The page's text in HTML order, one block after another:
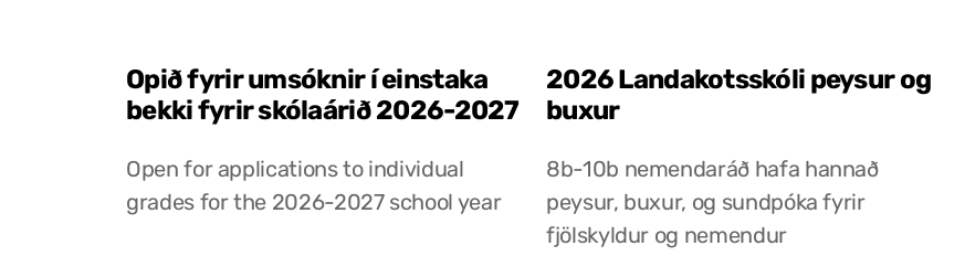
Opið fyrir umsóknir í einstaka
bekki fyrir skólaárið 2026-2027
Open for applications to individual
grades for the 2026-2027 school year
2026 Landakotsskóli peysur og
buxur
8b-10b nemendaráð hafa hannað
peysur, buxur, og sundpóka fyrir
fjölskyldur og nemendur